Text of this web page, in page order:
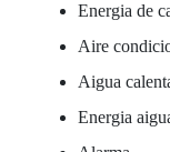
Energia de
Aire
Aigua
Energia